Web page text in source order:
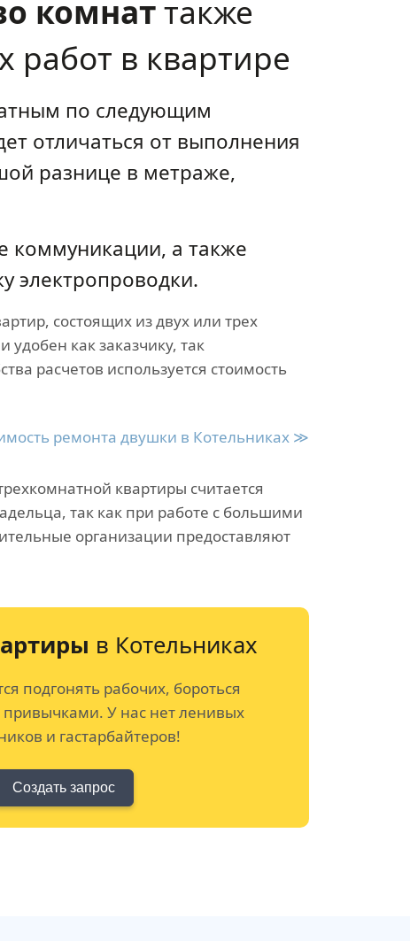
комнаттакже
в квартире
по следующим
отличаться от выполнения
разнице в метраже,
коммуникации, а также
электропроводки.
состоящих из двух или трех
удобен как заказчику, так
расчетов используется стоимость
ремонта двушки в Котельниках ≫
квартиры считается
так как при работе с большими
организации предоставляют
в Котельниках
подгонять рабочих, бороться
У нас нет ленивых
и гастарбайтеров!
Создать запрос